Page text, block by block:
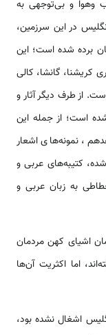
وهوا و بی‌توجهی به
سال حکومت انگلیس در این سرزمین،
برده شده است؛ این
کریشنا، گانشا، کالی
از طرف دیگر آثار و
است؛ از جمله این
نمونه‌های اشعار
کتیبه‌های عربی و
به زبان عربی و
اشیای کهن مردمان
اما اکثریت آن‌ها
اشغال نشده بود،